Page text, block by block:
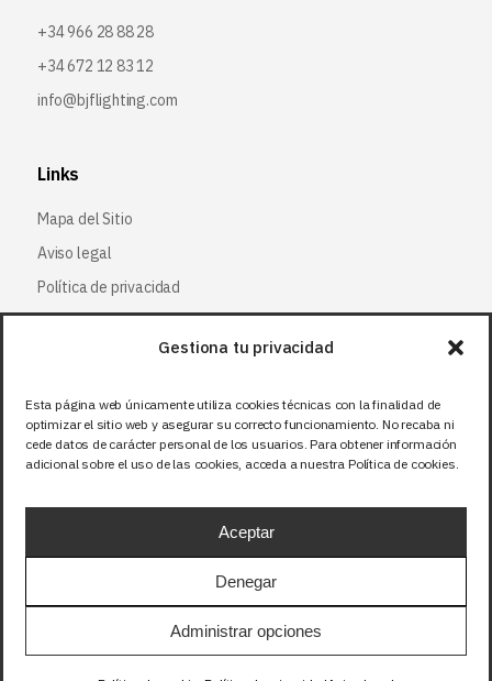
Gestiona tu privacidad
Esta página web únicamente utiliza cookies técnicas con la finalidad de
optimizar el sitio web y asegurar su correcto funcionamiento. No recaba ni
cede datos de carácter personal de los usuarios. Para obtener información
adicional sobre el uso de las cookies, acceda a nuestra Política de cookies.
Aceptar
Denegar
Administrar opciones
+34 966 28 88 28
+34 672 12 83 12
info@bjflighting.com
Links
Mapa del Sitio
Aviso legal
Política de privacidad
Política de cookies
Síguenos
Facebook
X (Twitter)
Instagram
Precios sin IVA (21%). Tasa RAEE incluida en
aquellos productos que corresponda.